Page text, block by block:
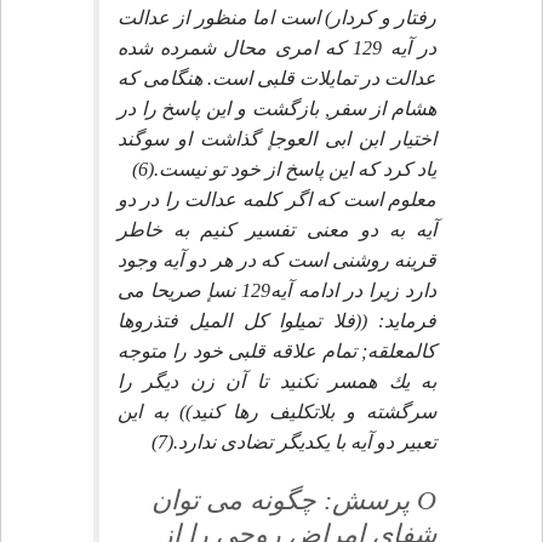
رفتار و كردار) است اما منظور از عدالت
در آيه 129 كه امرى محال شمرده شده
عدالت در تمايلات قلبى است. هنگامى كه
هشام از سفر, بازگشت و اين پاسخ را در
اختيار ابن ابى العوجإ گذاشت او سوگند
ياد كرد كه اين پاسخ از خود تو نيست.(6)
معلوم است كه اگر كلمه عدالت را در دو
آيه به دو معنى تفسير كنيم به خاطر
قرينه روشنى است كه در هر دو آيه وجود
دارد زيرا در ادامه آيه129 نسإ صريحا مى
فرمايد: ((فلا تميلوا كل الميل فتذروها
كالمعلقه; تمام علاقه قلبى خود را متوجه
به يك همسر نكنيد تا آن زن ديگر را
سرگشته و بلاتكليف رها كنيد)) به اين
تعبير دو آيه با يكديگر تضادى ندارد.(7)
O پرسش: چگونه مى توان
شفاى امراض روحى را از